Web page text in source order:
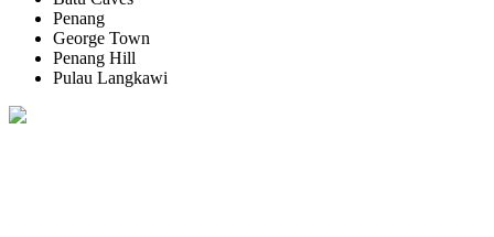
Penang
George Town
Penang Hill
Pulau Langkawi